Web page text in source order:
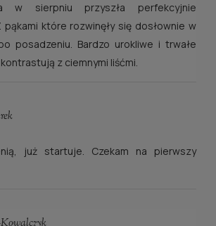
w sierpniu przyszła perfekcyjnie
pąkami które rozwinęły się dosłownie w
posadzeniu. Bardzo urokliwe i trwałe
z ciemnymi liśćmi.
już startuje. Czekam na pierwszy